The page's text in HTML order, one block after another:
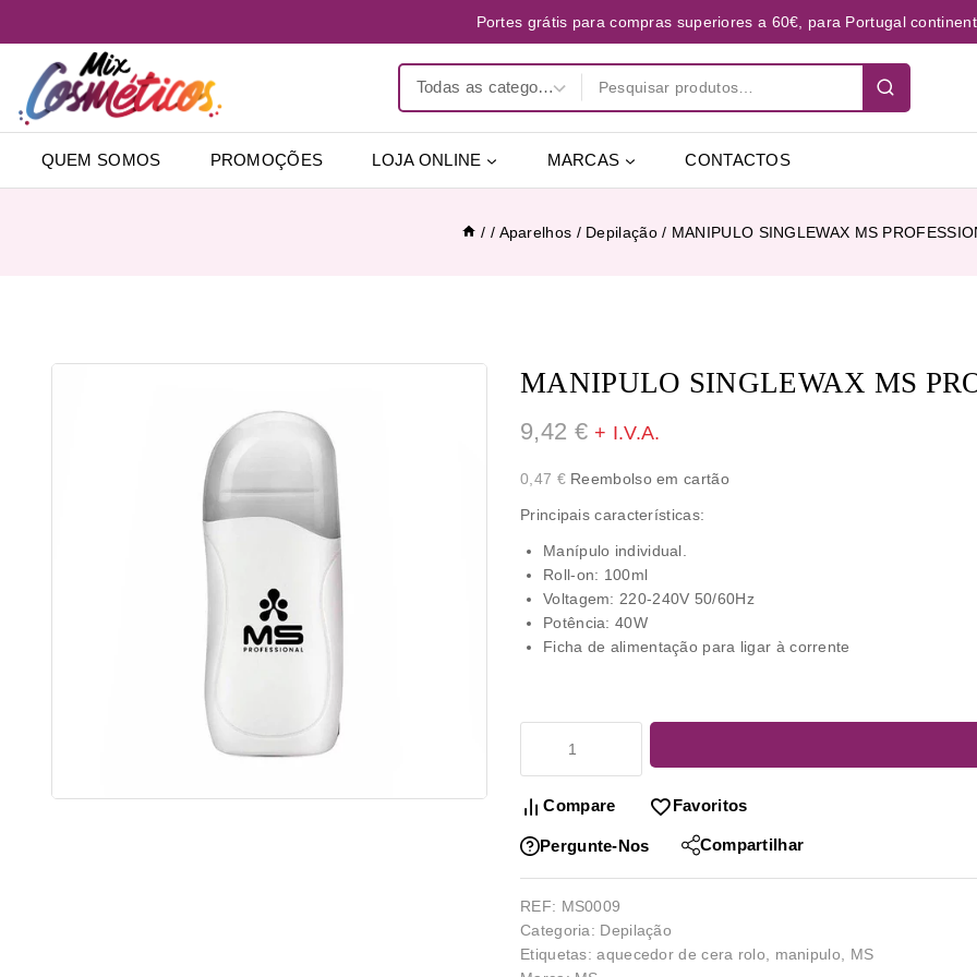
Portes grátis para compras superiores a 60€, para Portugal
QUEM SOMOS PROMOÇÕES LOJA ONLINE MARCAS CONTACTOS
/ / Aparelhos / Depilação / MANIPULO SINGLEWAX MS
MANIPULO SINGLEWAX MS
9,42 € + I.V.A.
0,47 €Reembolso em cartão
Principais características:
Manípulo individual.
Roll-on: 100ml
Voltagem: 220-240V 50/60Hz
Potência: 40W
Ficha de alimentação para ligar à corrente
Compare Favoritos
Pergunte-Nos Compartilhar
REF: MS0009
Categoria: Depilação
Etiquetas:aquecedor de cera rolo, manipulo, MS